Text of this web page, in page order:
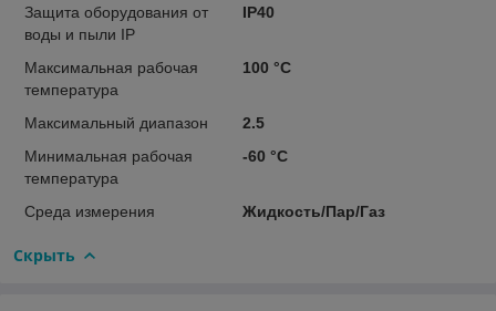
Защита оборудования от
воды и пыли IP
IP40
Максимальная рабочая
температура
100 °С
Максимальный диапазон
2.5
Минимальная рабочая
температура
-60 °С
Среда измерения Жидкость/Пар/Газ
Скрыть